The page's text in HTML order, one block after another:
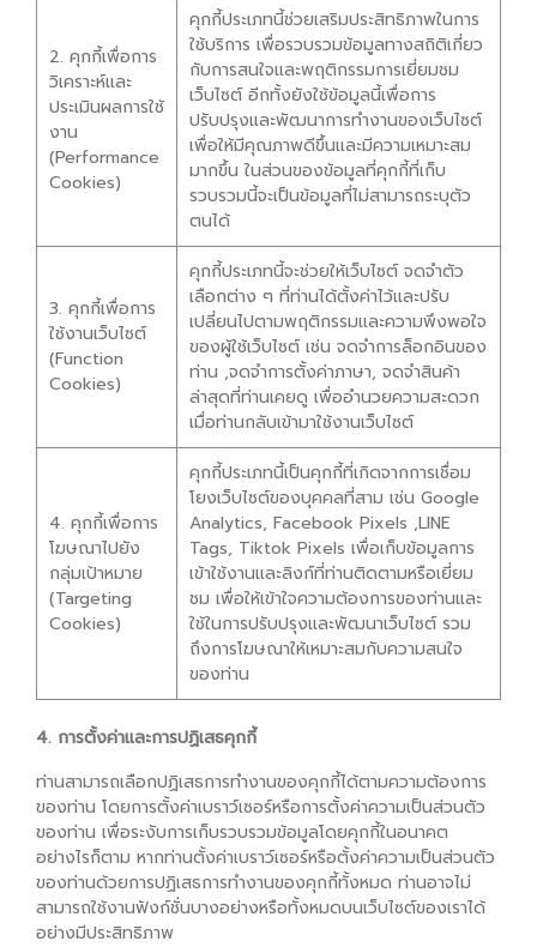
2. คุกกี้เพื่อการ
วิเคราะห์และ
ประเมินผลการใช้
งาน
(Performance
Cookies)
คุกกี้ประเภทนี้ช่วยเสริมประสิทธิภาพในการ
ใช้บริการ เพื่อรวบรวมข้อมูลทางสถิติเกี่ยว
กับการสนใจและพฤติกรรมการเยี่ยมชม
เว็บไซต์ อีกทั้งยังใช้ข้อมูลนี้เพื่อการ
ปรับปรุงและพัฒนาการทำงานของเว็บไซต์
เพื่อให้มีคุณภาพดีขึ้นและมีความเหมาะสม
มากขึ้น ในส่วนของข้อมูลที่คุกกี้ที่เก็บ
รวบรวมนี้จะเป็นข้อมูลที่ไม่สามารถระบุตัว
ตนได้
3. คุกกี้เพื่อการ
ใช้งานเว็บไซต์
(Function
Cookies)
คุกกี้ประเภทนี้จะช่วยให้เว็บไซต์ จดจำตัว
เลือกต่าง ๆ ที่ท่านได้ตั้งค่าไว้และปรับ
เปลี่ยนไปตามพฤติกรรมและความพึงพอใจ
ของผู้ใช้เว็บไซต์ เช่น จดจำการล็อกอินของ
ท่าน ,จดจำการตั้งค่าภาษา, จดจำสินค้า
ล่าสุดที่ท่านเคยดู เพื่ออำนวยความสะดวก
เมื่อท่านกลับเข้ามาใช้งานเว็บไซต์
4. คุกกี้เพื่อการ
โฆษณาไปยัง
กลุ่มเป้าหมาย
(Targeting
Cookies)
คุกกี้ประเภทนี้เป็นคุกกี้ที่เกิดจากการเชื่อม
โยงเว็บไซต์ของบุคคลที่สาม เช่น Google
Analytics, Facebook Pixels ,LINE
Tags, Tiktok Pixels เพื่อเก็บข้อมูลการ
เข้าใช้งานและลิงก์ที่ท่านติดตามหรือเยี่ยม
ชม เพื่อให้เข้าใจความต้องการของท่านและ
ใช้ในการปรับปรุงและพัฒนาเว็บไซต์ รวม
ถึงการโฆษณาให้เหมาะสมกับความสนใจ
ของท่าน
4. การตั้งค่าและการปฏิเสธคุกกี้
ท่านสามารถเลือกปฏิเสธการทำงานของคุกกี้ได้ตามความต้องการ
ของท่าน โดยการตั้งค่าเบราว์เซอร์หรือการตั้งค่าความเป็นส่วนตัว
ของท่าน เพื่อระงับการเก็บรวบรวมข้อมูลโดยคุกกี้ในอนาคต
อย่างไรก็ตาม หากท่านตั้งค่าเบราว์เซอร์หรือตั้งค่าความเป็นส่วนตัว
ของท่านด้วยการปฏิเสธการทำงานของคุกกี้ทั้งหมด ท่านอาจไม่
สามารถใช้งานฟังก์ชั่นบางอย่างหรือทั้งหมดบนเว็บไซต์ของเราได้
อย่างมีประสิทธิภาพ